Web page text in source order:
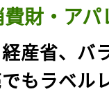
財・アパ
経産省、バ
もラベル